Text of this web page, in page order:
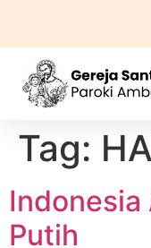
Tag:
Indonesia
Putih